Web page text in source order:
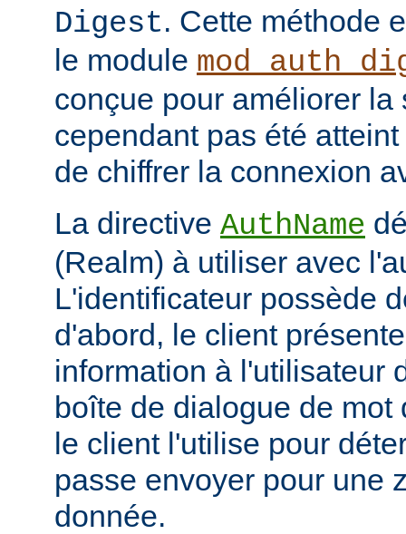
Digest. Cette méthode
le module
conçue pour améliorer la
cependant pas été
de chiffrer la connexion
La directive AuthName
(Realm) à utiliser avec
L'identificateur possède
d'abord, le client
information à l'utilisateur
boîte de dialogue de mot
le client l'utilise pour
passe envoyer pour une
donnée.